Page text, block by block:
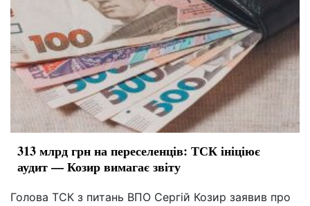
313 млрд грн на переселенців: ТСК ініціює
аудит — Козир вимагає звіту
Голова ТСК з питань ВПО Сергій Козир заявив про